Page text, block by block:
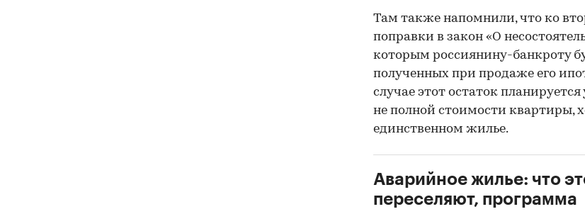
Там также напомнили, что ко
поправки в закон «О
которым россиянину-банкроту
полученных при продаже его
случае этот остаток
не полной стоимости квартиры,
единственном жилье.
Аварийное жилье: что
переселяют, программа